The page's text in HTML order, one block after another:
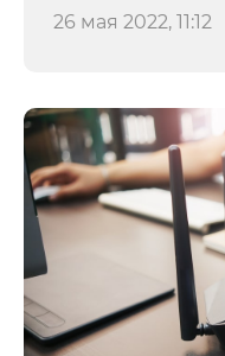
26 мая 2022, 11:12